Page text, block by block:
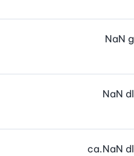
NaN g
NaN dl
ca.NaN dl